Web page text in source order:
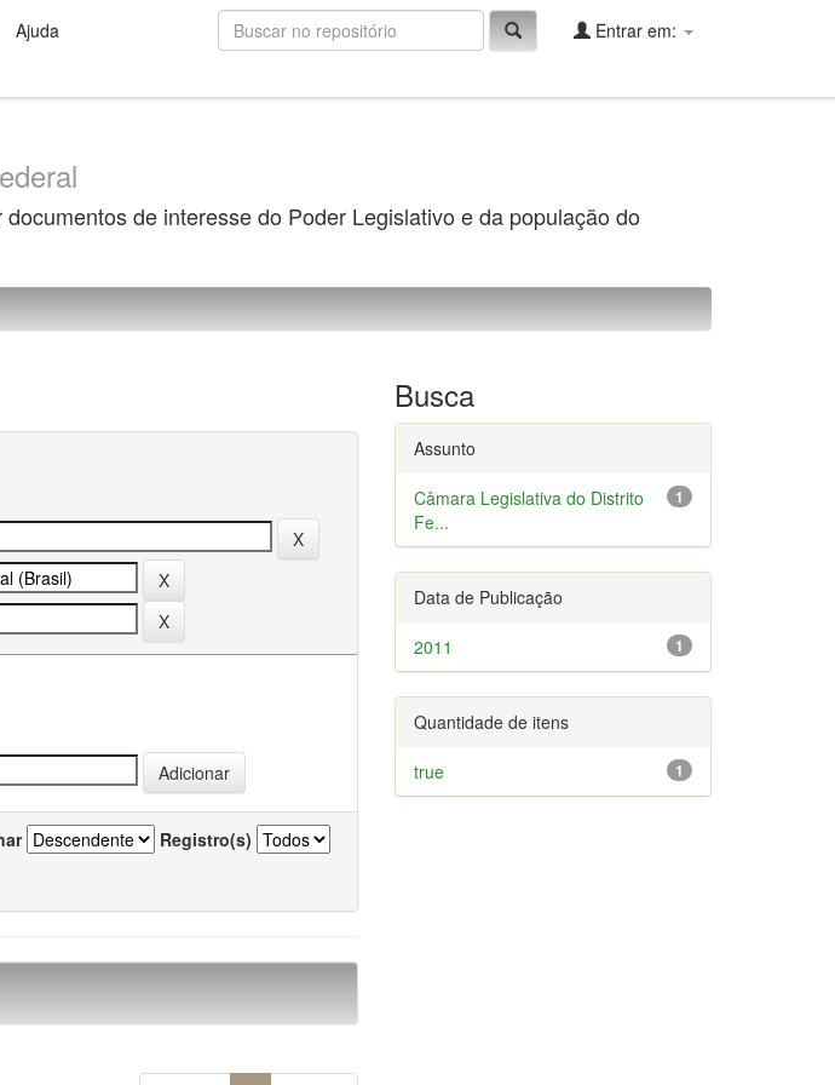
Ajuda Entrar em:
de interesse do Poder Legislativo e da população do
Registro(s)
Busca
Assunto
1
Câmara Legislativa do Distrito
Fe...
Data de Publicação
1
2011
Quantidade de itens
1
true